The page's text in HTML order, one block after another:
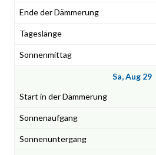
Sa, Aug 29